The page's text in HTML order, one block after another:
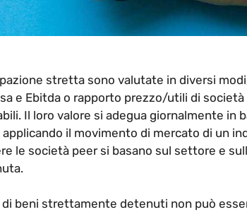
stretta sono valutate in diversi
e Ebitda o rapporto prezzo/utili di
Il loro valore si adegua giornalmente in
il movimento di mercato di un
le società peer si basano sul settore e
di beni strettamente detenuti non può